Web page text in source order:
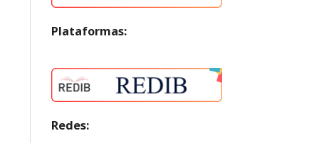
Plataformas:
Redes: